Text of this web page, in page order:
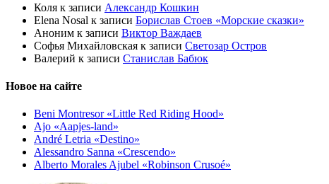
Коля к записи Александр Кошкин
Elena Nosal к записи Борислав Стоев «Морские сказки»
Аноним к записи Виктор Важдаев
Софья Михайловская к записи Светозар Остров
Валерий к записи Станислав Бабюк
Новое на сайте
Beni Montresor «Little Red Riding Hood»
Ajo «Aapjes-land»
André Letria «Destino»
Alessandro Sanna «Crescendo»
Alberto Morales Ajubel «Robinson Crusoé»